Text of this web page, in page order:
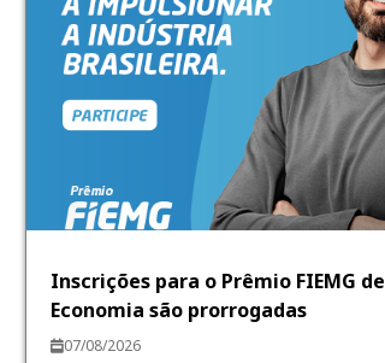
Inscrições para o Prêmio FIEMG de
Economia são prorrogadas
07/08/2026